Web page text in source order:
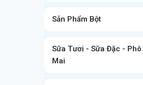
Sản Phẩm Bột
Sữa Tươi - Sữa Đặc - Phô
Mai